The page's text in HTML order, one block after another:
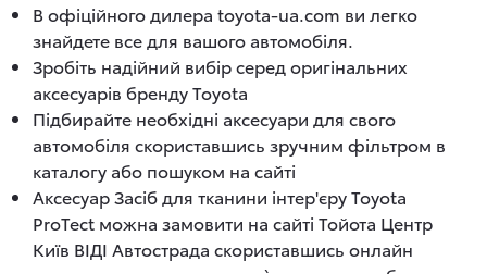
В офіційного дилера toyota-ua.com ви легко
знайдете все для вашого автомобіля.
Зробіть надійний вибір серед оригінальних
аксесуарів бренду Toyota
Підбирайте необхідні аксесуари для свого
автомобіля скориставшись зручним фільтром в
каталогу або пошуком на сайті
Аксесуар Засіб для тканини інтер'єру Toyota
ProTect можна замовити на сайті Тойота Центр
Київ ВІДІ Автострада скориставшись онлайн